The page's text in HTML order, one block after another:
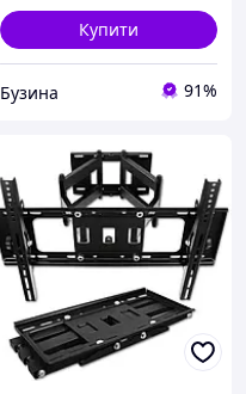
Купити
Бузина 91%